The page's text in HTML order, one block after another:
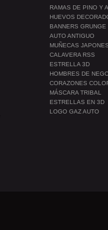
RAMAS DE PINO Y
HUEVOS
BANNERS GRUNGE
AUTO ANTIGUO
MUÑECAS
CALAVERA RSS
ESTRELLA 3D
HOMBRES DE
CORAZONES
MÁSCARA TRIBAL
ESTRELLAS EN 3D
LOGO GAZ AUTO